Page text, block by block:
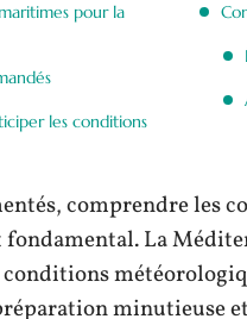
pour la
les conditions
comprendre les
La
minutieuse